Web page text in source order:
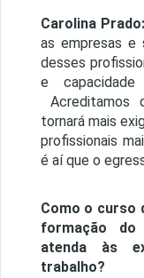
Carolina Prado:
as empresas e
desses
e
Acreditamos
tornará mais
profissionais
é aí que o
Como o curso
formação do
atenda às
trabalho?